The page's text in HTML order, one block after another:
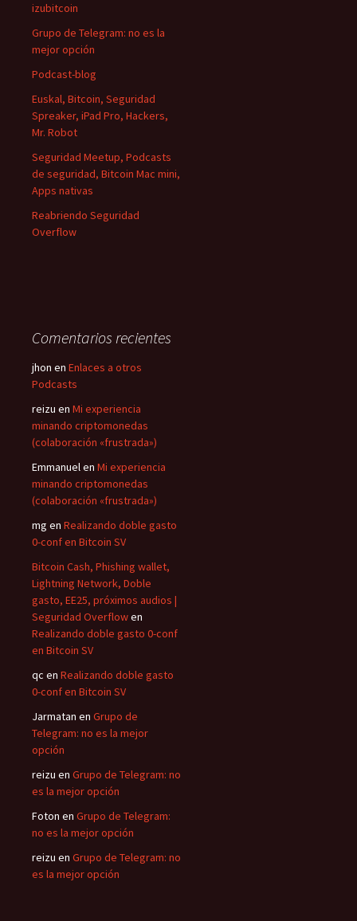
izubitcoin
Grupo de Telegram: no es la
mejor opción
Podcast-blog
Euskal, Bitcoin, Seguridad
Spreaker, iPad Pro, Hackers,
Mr. Robot
Seguridad Meetup, Podcasts
de seguridad, Bitcoin Mac mini,
Apps nativas
Reabriendo Seguridad
Overflow
Comentarios recientes
jhon en Enlaces a otros
Podcasts
reizu en Mi experiencia
minando criptomonedas
(colaboración «frustrada»)
Emmanuelen Mi experiencia
minando criptomonedas
(colaboración «frustrada»)
mg en Realizando doble gasto
0-conf en Bitcoin SV
Bitcoin Cash, Phishing wallet,
Lightning Network, Doble
gasto, EE25, próximos audios |
Seguridad Overflowen
Realizando doble gasto 0-conf
en Bitcoin SV
qc en Realizando doble gasto
0-conf en Bitcoin SV
Jarmatan en Grupo de
Telegram: no es la mejor
opción
reizu en Grupo de Telegram: no
es la mejor opción
Foton en Grupo de Telegram:
no es la mejor opción
reizu en Grupo de Telegram: no
es la mejor opción